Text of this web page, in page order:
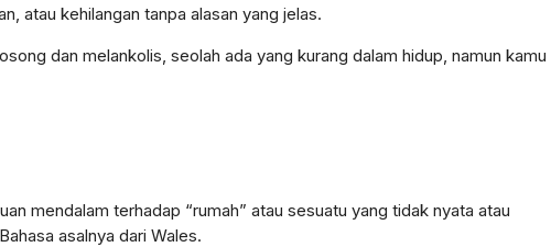
atau kehilangan tanpa alasan yang jelas.
dan melankolis, seolah ada yang kurang dalam hidup, namun kamu
mendalam terhadap “rumah” atau sesuatu yang tidak nyata atau
asalnya dari Wales.